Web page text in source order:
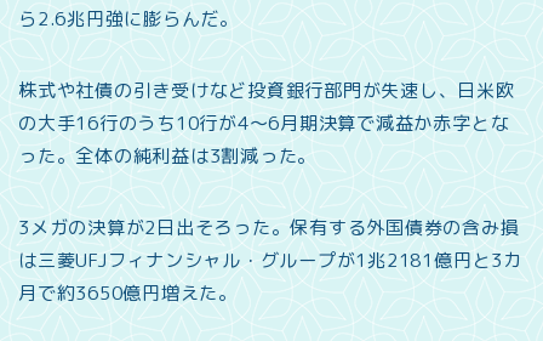
ら2.6兆円強に膨らんだ。
株式や社債の引き受けなど投資銀行部門が失速し、日米欧
の大手16行のうち10行が4～6月期決算で減益か赤字とな
った。全体の純利益は3割減った。
3メガの決算が2日出そろった。保有する外国債券の含み損
は三菱UFJフィナンシャル・グループが1兆2181億円と3カ
月で約3650億円増えた。